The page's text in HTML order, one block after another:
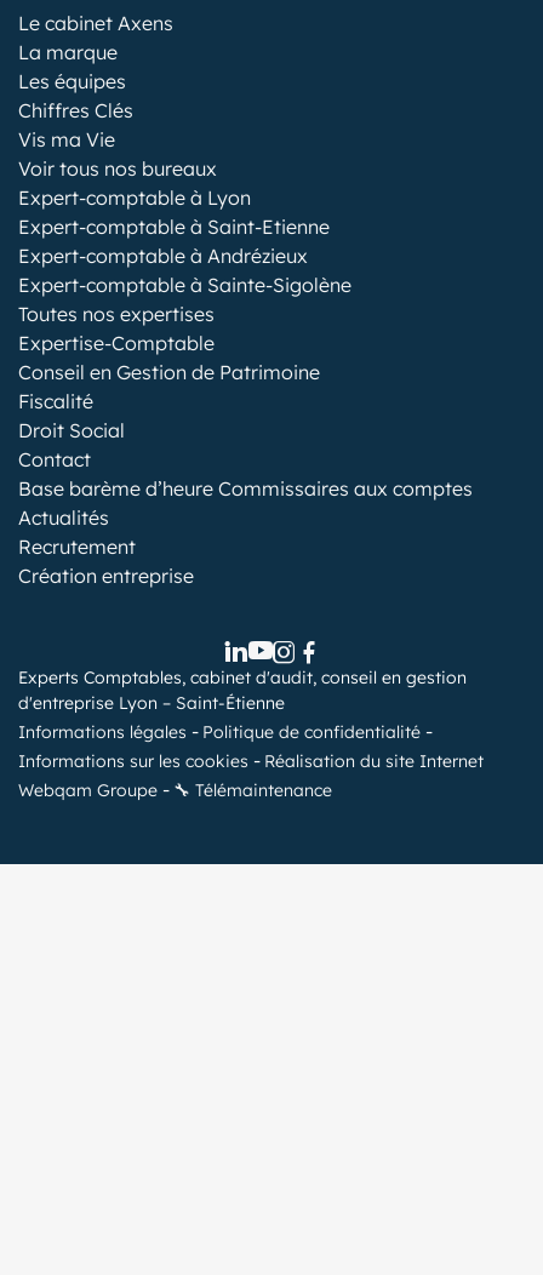
Le cabinet Axens
La marque
Les équipes
Chiffres Clés
Vis ma Vie
Voir tous nos bureaux
Expert-comptable à Lyon
Expert-comptable à Saint-Etienne
Expert-comptable à Andrézieux
Expert-comptable à Sainte-Sigolène
Toutes nos expertises
Expertise-Comptable
Conseil en Gestion de Patrimoine
Fiscalité
Droit Social
Contact
Base barème d’heure Commissaires aux comptes
Actualités
Recrutement
Création entreprise
Experts Comptables, cabinet d'audit, conseil en gestion
d'entreprise Lyon – Saint-Étienne
Informations légales
Politique de confidentialité
Informations sur les cookies
Réalisation du site Internet
Webqam Groupe
🔧 Télémaintenance